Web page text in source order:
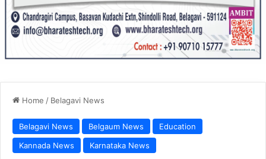
Home / Belagavi News
Belagavi News Belgaum News
Education
Kannada News
Karnataka News